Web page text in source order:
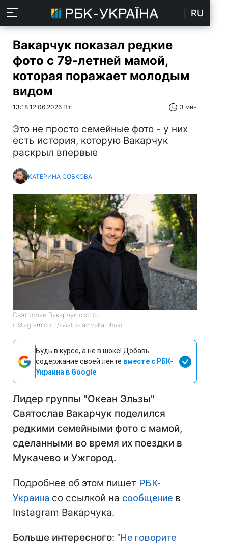
RU
Вакарчук показал редкие
фото с 79-летней мамой,
которая поражает молодым
видом
13:18 12.06.2026 Пт 3 мин
Это не просто семейные фото - у них
есть история, которую Вакарчук
раскрыл впервые
КАТЕРИНА СОБКОВА
Святослав Вакарчук (фото:
instagram.com/sviatoslav.vakarchuk)
Будь в курсе, а не в шоке! Добавь
содержание своей ленте вместе с РБК-
Украина в Google
Лидер группы "Океан Эльзы"
Святослав Вакарчук поделился
редкими семейными фото с мамой,
сделанными во время их поездки в
Мукачево и Ужгород.
Подробнее об этом пишет РБК-
Украина со ссылкой на сообщение в
Instagram Вакарчука.
Больше интересного: "Не говорите